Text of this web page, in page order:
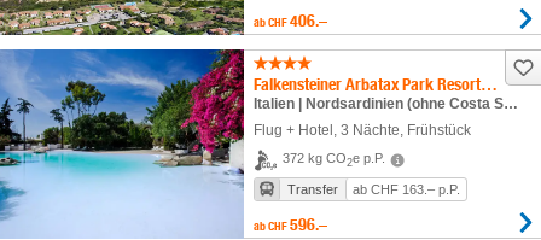
ab CHF 406.–
Falkensteiner Arbatax Park Resort - Telis
Italien | Nordsardinien (ohne Costa Smeralda) | Arbatax
Flug + Hotel 3 Nächte , Frühstück
372 kg CO2e p.P.
Transfer ab CHF 163.– p.P.
ab CHF 596.–